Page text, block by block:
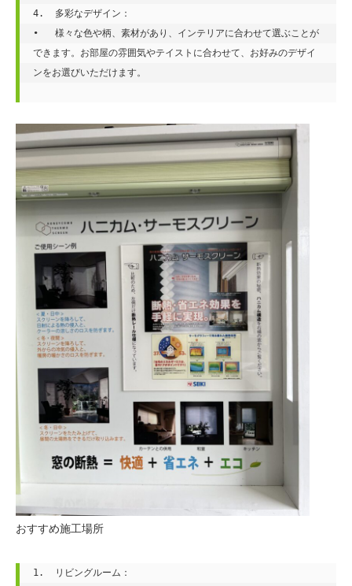
4.  多彩なデザイン：
•   様々な色や柄、素材があり、インテリアに合わせて選ぶことが
できます。お部屋の雰囲気やテイストに合わせて、お好みのデザイ
ンをお選びいただけます。
おすすめ施工場所
1.  リビングルーム：